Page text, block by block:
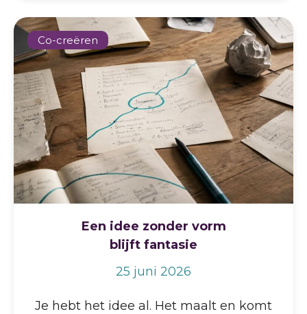
Co-creëren
Een idee zonder vorm
blijft fantasie
25 juni 2026
Je hebt het idee al. Het maalt en komt